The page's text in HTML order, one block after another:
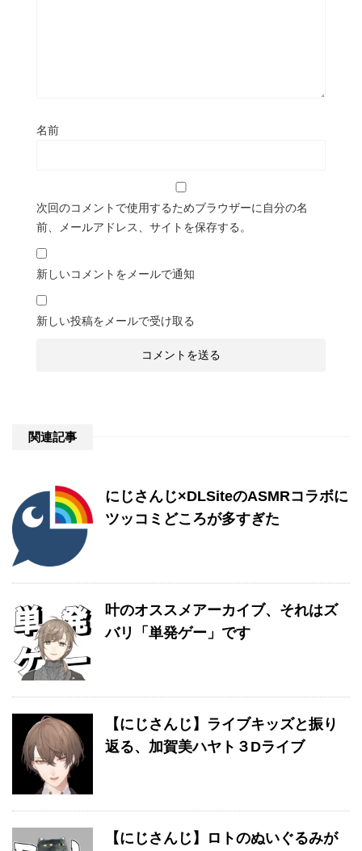
名前
次回のコメントで使用するためブラウザーに自分の名
前、メールアドレス、サイトを保存する。
新しいコメントをメールで通知
新しい投稿をメールで受け取る
関連記事
にじさんじ×DLSiteのASMRコラボに
ツッコミどころが多すぎた
叶のオススメアーカイブ、それはズ
バリ「単発ゲー」です
【にじさんじ】ライブキッズと振り
返る、加賀美ハヤト３Dライブ
【にじさんじ】ロトのぬいぐるみが